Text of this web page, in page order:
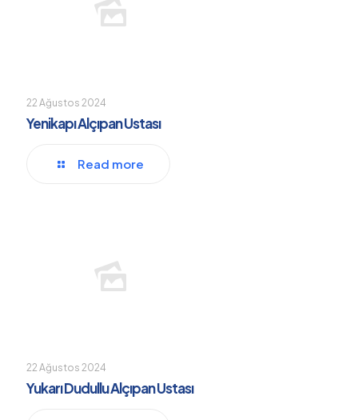
22 Ağustos 2024
Yenikapı Alçıpan Ustası
Read more
22 Ağustos 2024
Yukarı Dudullu Alçıpan Ustası